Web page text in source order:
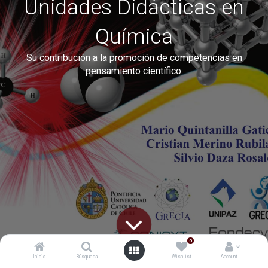
Inicio Búsqueda
0
Wishlist Account
Unidades Didácticas en
Química
Su contribución a la promoción de competencias en
pensamiento científico.